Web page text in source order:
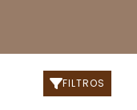
FILTROS